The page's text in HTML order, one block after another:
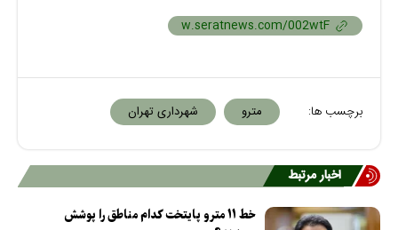
برچسب ها: مترو شهرداری تهران
اخبار مرتبط
خط ۱۱ مترو پایتخت کدام مناطق را پوشش